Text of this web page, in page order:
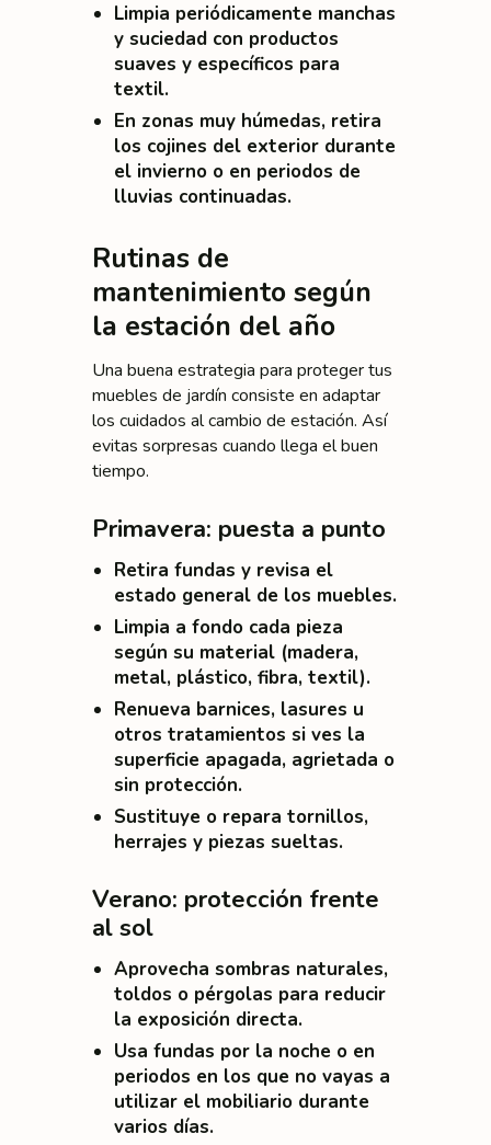
Limpia periódicamente manchas
y suciedad con productos
suaves y específicos para
textil.
En zonas muy húmedas, retira
los cojines del exterior durante
el invierno o en periodos de
lluvias continuadas.
Rutinas de
mantenimiento según
la estación del año
Una buena estrategia para proteger tus
muebles de jardín consiste en adaptar
los cuidados al cambio de estación. Así
evitas sorpresas cuando llega el buen
tiempo.
Primavera: puesta a punto
Retira fundas y revisa el
estado general de los muebles.
Limpia a fondo cada pieza
según su material (madera,
metal, plástico, fibra, textil).
Renueva barnices, lasures u
otros tratamientos si ves la
superficie apagada, agrietada o
sin protección.
Sustituye o repara tornillos,
herrajes y piezas sueltas.
Verano: protección frente
al sol
Aprovecha sombras naturales,
toldos o pérgolas para reducir
la exposición directa.
Usa fundas por la noche o en
periodos en los que no vayas a
utilizar el mobiliario durante
varios días.